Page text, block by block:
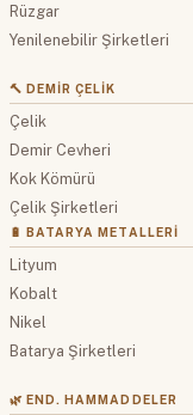
Rüzgar
Yenilenebilir Şirketleri
🔨 DEMIR ÇELIK
Çelik
Demir Cevheri
Kok Kömürü
Çelik Şirketleri
🔋 BATARYA METALLERI
Lityum
Kobalt
Nikel
Batarya Şirketleri
🌿 END. HAMMADDELER